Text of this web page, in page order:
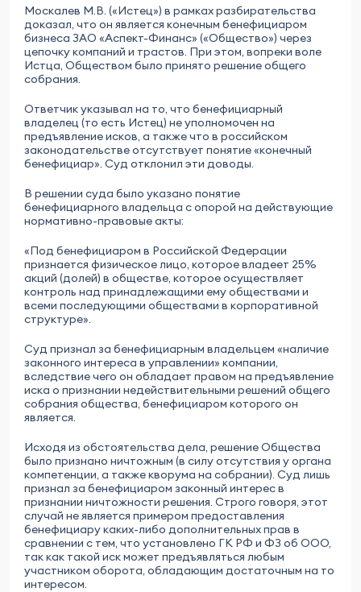
Москалев М.В. («Истец») в рамках разбирательства
доказал, что он является конечным бенефициаром
бизнеса ЗАО «Аспект-Финанс» («Общество») через
цепочку компаний и трастов. При этом, вопреки воле
Истца, Обществом было принято решение общего
собрания.
Ответчик указывал на то, что бенефициарный
владелец (то есть Истец) не уполномочен на
предъявление исков, а также что в российском
законодательстве отсутствует понятие «конечный
бенефициар». Суд отклонил эти доводы.
В решении суда было указано понятие
бенефициарного владельца с опорой на действующие
нормативно-правовые акты:
«Под бенефициаром в Российской Федерации
признается физическое лицо, которое владеет 25%
акций (долей) в обществе, которое осуществляет
контроль над принадлежащими ему обществами и
всеми последующими обществами в корпоративной
структуре».
Суд признал за бенефициарным владельцем «наличие
законного интереса в управлении» компании,
вследствие чего он обладает правом на предъявление
иска о признании недействительными решений общего
собрания общества, бенефициаром которого он
является.
Исходя из обстоятельства дела, решение Общества
было признано ничтожным (в силу отсутствия у органа
компетенции, а также кворума на собрании). Суд лишь
признал за бенефициаром законный интерес в
признании ничтожности решения. Строго говоря, этот
случай не является примером предоставления
бенефициару каких-либо дополнительных прав в
сравнении с тем, что установлено ГК РФ и ФЗ об ООО,
так как такой иск может предъявляться любым
участником оборота, обладающим достаточным на то
интересом.